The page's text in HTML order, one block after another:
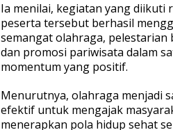
Ia menilai, kegiatan yang diikuti
peserta tersebut berhasil
semangat olahraga, pelestarian
dan promosi pariwisata dalam
momentum yang positif.
Menurutnya, olahraga menjadi
efektif untuk mengajak
menerapkan pola hidup sehat